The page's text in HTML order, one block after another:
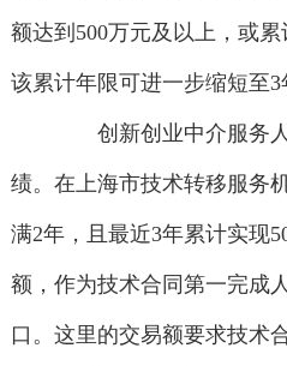
额达到500万元及以上，或累
该累计年限可进一步缩短至3
创新创业中介服务人
绩。在上海市技术转移服务
满2年，且最近3年累计实现
额，作为技术合同第一完成
口。这里的交易额要求技术